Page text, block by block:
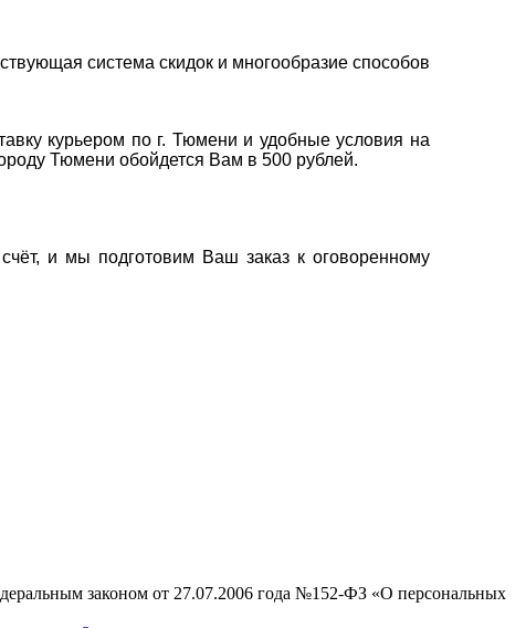
система скидок и многообразие способов
курьером по г. Тюмени и удобные условия на
Тюмени обойдется Вам в 500 рублей.
и мы подготовим Ваш заказ к оговоренному
законом от 27.07.2006 года №152-ФЗ «О персональных